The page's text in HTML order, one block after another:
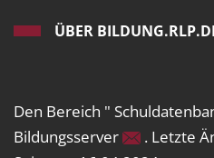
ÜBER
Den Bereich "
Bildungsserver
. Letzte